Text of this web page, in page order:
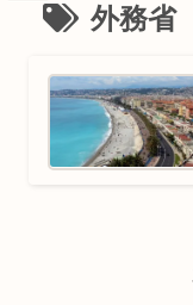
外務省